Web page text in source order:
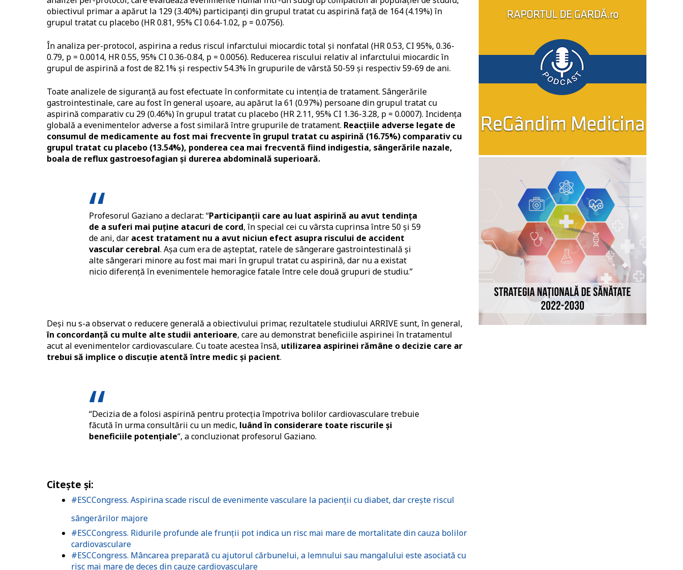
obiectivul primar a apărut la 129 (3.40%) participanți din grupul tratat cu aspirină față de 164 (4.19%) în
grupul tratat cu placebo (HR 0.81, 95% CI 0.64-1.02, p = 0.0756).
În analiza per-protocol, aspirina a redus riscul infarctului miocardic total și nonfatal (HR 0.53, CI 95%, 0.36-
0.79, p = 0.0014, HR 0.55, 95% CI 0.36-0.84, p = 0.0056). Reducerea riscului relativ al infarctului miocardic în
grupul de aspirină a fost de 82.1% și respectiv 54.3% în grupurile de vârstă 50-59 și respectiv 59-69 de ani.
Toate analizele de siguranță au fost efectuate în conformitate cu intenția de tratament. Sângerările
gastrointestinale, care au fost în general ușoare, au apărut la 61 (0.97%) persoane din grupul tratat cu
aspirină comparativ cu 29 (0.46%) în grupul tratat cu placebo (HR 2.11, 95% CI 1.36-3.28, p = 0.0007). Incidența
globală a evenimentelor adverse a fost similară între grupurile de tratament. Reacțiile adverse legate de
consumul de medicamente au fost mai frecvente în grupul tratat cu aspirină (16.75%) comparativ cu
grupul tratat cu placebo (13.54%), ponderea cea mai frecventă fiind indigestia, sângerările nazale,
boala de reflux gastroesofagian și durerea abdominală superioară.
Profesorul Gaziano a declarat: “Participanții care au luat aspirină au avut tendința
de a suferi mai puține atacuri de cord, în special cei cu vârsta cuprinsa între 50 și 59
de ani, dar acest tratament nu a avut niciun efect asupra riscului de accident
vascular cerebral. Așa cum era de așteptat, ratele de sângerare gastrointestinală și
alte sângerari minore au fost mai mari în grupul tratat cu aspirină, dar nu a existat
nicio diferență în evenimentele hemoragice fatale între cele două grupuri de studiu.”
Deși nu s-a observat o reducere generală a obiectivului primar, rezultatele studiului ARRIVE sunt, în general,
în concordanță cu multe alte studii anterioare, care au demonstrat beneficiile aspirinei în tratamentul
acut al evenimentelor cardiovasculare. Cu toate acestea însă, utilizarea aspirinei rămâne o decizie care ar
trebui să implice o discuție atentă între medic și pacient.
“Decizia de a folosi aspirină pentru protecția împotriva bolilor cardiovasculare trebuie
făcută în urma consultării cu un medic, luând în considerare toate riscurile și
beneficiile potențiale“, a concluzionat profesorul Gaziano.
Citește și:
#ESCCongress. Aspirina scade riscul de evenimente vasculare la pacienții cu diabet, dar crește riscul
sângerărilor majore
#ESCCongress. Ridurile profunde ale frunții pot indica un risc mai mare de mortalitate din cauza bolilor
cardiovasculare
#ESCCongress. Mâncarea preparată cu ajutorul cărbunelui, a lemnului sau mangalului este asociată cu
risc mai mare de deces din cauze cardiovasculare